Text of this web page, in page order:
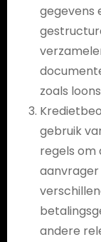
gegevens
zoals
gebruik
regels om
andere